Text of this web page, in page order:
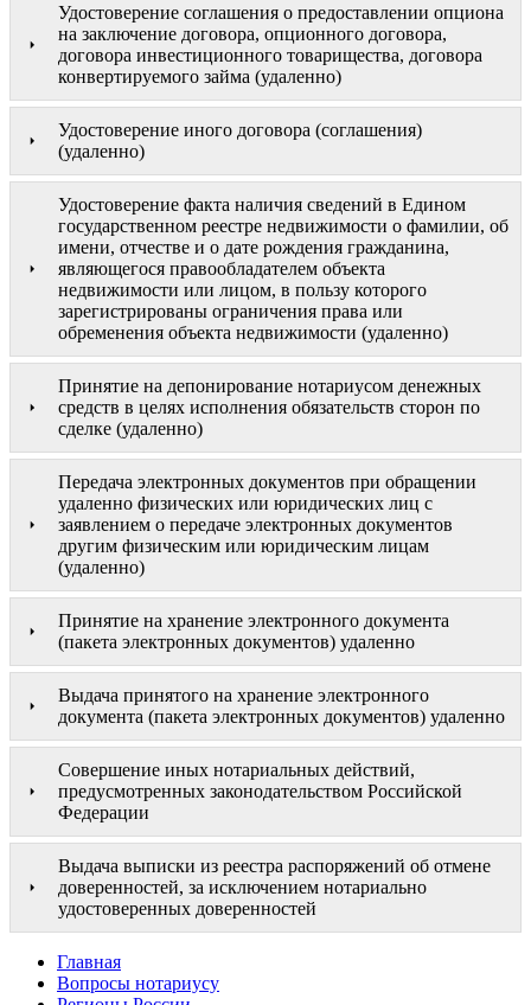
Удостоверение соглашения о предоставлении опциона
на заключение договора, опционного договора,
договора инвестиционного товарищества, договора
конвертируемого займа (удаленно)
Удостоверение иного договора (соглашения)
(удаленно)
Удостоверение факта наличия сведений в Едином
государственном реестре недвижимости о фамилии, об
имени, отчестве и о дате рождения гражданина,
являющегося правообладателем объекта
недвижимости или лицом, в пользу которого
зарегистрированы ограничения права или
обременения объекта недвижимости (удаленно)
Принятие на депонирование нотариусом денежных
средств в целях исполнения обязательств сторон по
сделке (удаленно)
Передача электронных документов при обращении
удаленно физических или юридических лиц с
заявлением о передаче электронных документов
другим физическим или юридическим лицам
(удаленно)
Принятие на хранение электронного документа
(пакета электронных документов) удаленно
Выдача принятого на хранение электронного
документа (пакета электронных документов) удаленно
Совершение иных нотариальных действий,
предусмотренных законодательством Российской
Федерации
Выдача выписки из реестра распоряжений об отмене
доверенностей, за исключением нотариально
удостоверенных доверенностей
Главная
Вопросы нотариусу